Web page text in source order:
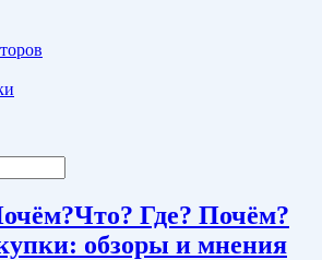
Что? Где? Почём?
обзоры и мнения